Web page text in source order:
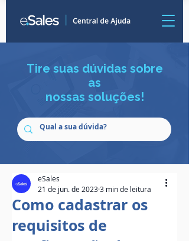
Tire suas dúvidas sobre
as
nossas soluções!
Como cadastrar os
requisitos de
eSales
21 de jun. de 20233 min de leitura